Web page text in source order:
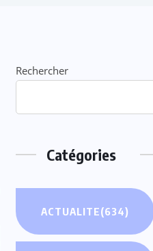
Rechercher
Catégories
ACTUALITE(634)